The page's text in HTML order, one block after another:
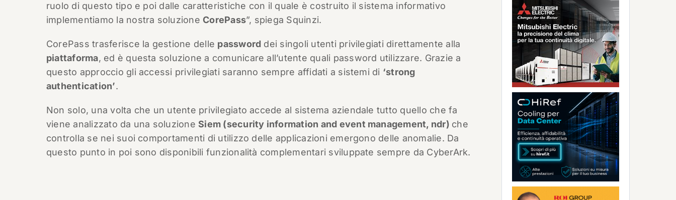
ruolo di questo tipo e poi dalle caratteristiche con il quale è costruito il sistema informativo
implementiamo la nostra soluzione CorePass”, spiega Squinzi.
CorePass trasferisce la gestione delle password dei singoli utenti privilegiati direttamente alla
piattaforma, ed è questa soluzione a comunicare all’utente quali password utilizzare. Grazie a
questo approccio gli accessi privilegiati saranno sempre affidati a sistemi di ‘strong
authentication’.
Non solo, una volta che un utente privilegiato accede al sistema aziendale tutto quello che fa
viene analizzato da una soluzioneSiem (security information and event management, ndr) che
controlla se nei suoi comportamenti di utilizzo delle applicazioni emergono delle anomalie. Da
questo punto in poi sono disponibili funzionalità complementari sviluppate sempre da CyberArk.